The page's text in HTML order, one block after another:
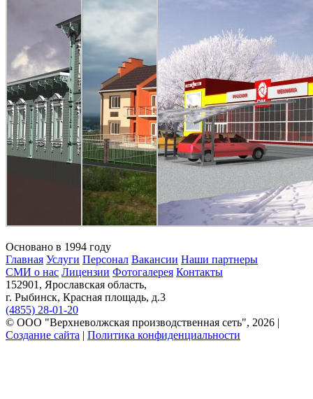
Основано в 1994 году
Главная Услуги Персонал Вакансии Наши партнеры
СМИ о нас Лицензии Фотогалерея Контакты
152901, Ярославская область,
г. Рыбинск, Красная площадь, д.3
(4855) 28-01-20
© ООО "Верхневолжская производственная сеть", 2026 |
Создание сайта | Политика конфиденциальности